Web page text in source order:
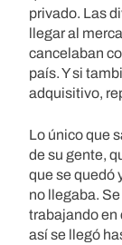
privado. Las
llegar al
cancelaban
país. Y si
adquisitivo,
Lo único que
de su gente,
que se quedó
no llegaba.
trabajando en
así se llegó